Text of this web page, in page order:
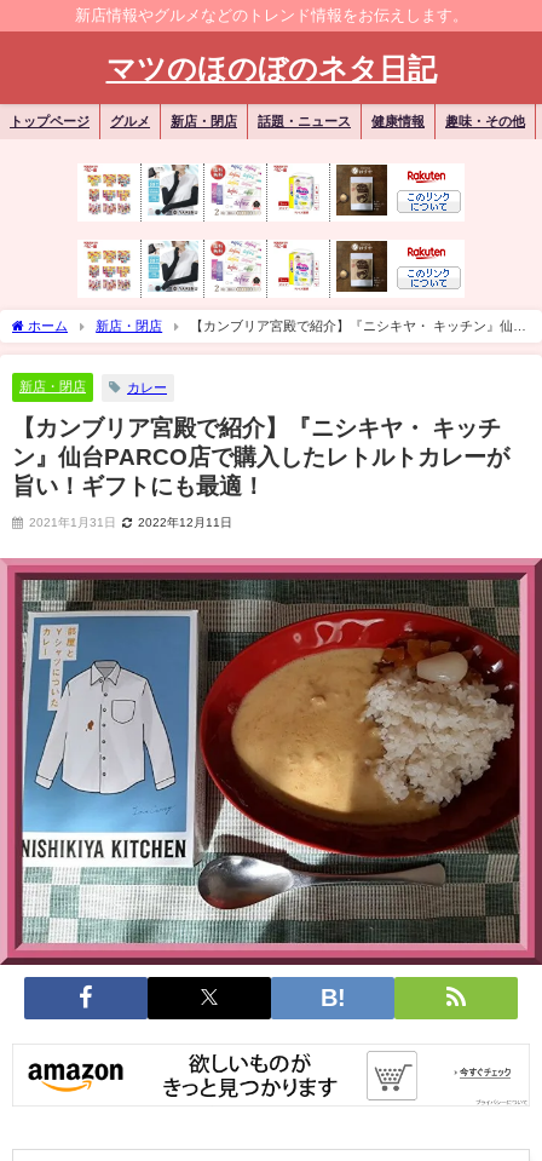
新店情報やグルメなどのトレンド情報をお伝えします。
マツのほのぼのネタ日記
トップページ グルメ 新店・閉店 話題・ニュース 健康情報 趣味・その他
ホーム 新店・閉店
【カンブリア宮殿で紹介】『ニシキヤ・ キッチン』仙台
PARCO店で購入したレトルトカレーが旨い！ギフトにも最適！
新店・閉店 カレー
【カンブリア宮殿で紹介】『ニシキヤ・ キッチ
ン』仙台PARCO店で購入したレトルトカレーが
旨い！ギフトにも最適！
2021年1月31日 2022年12月11日